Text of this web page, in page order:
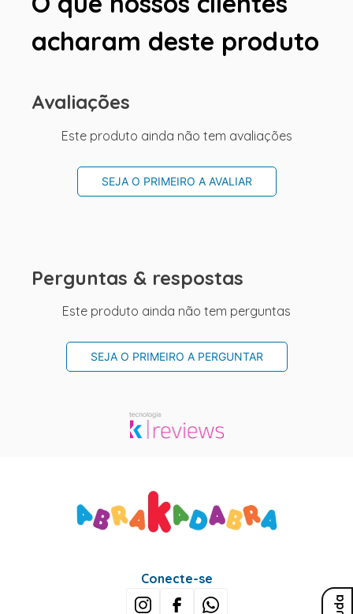
acharam deste produto
Avaliações
Este produto ainda não tem avaliações
SEJA O PRIMEIRO A AVALIAR
Perguntas & respostas
Este produto ainda não tem perguntas
SEJA O PRIMEIRO A PERGUNTAR
Conecte-se